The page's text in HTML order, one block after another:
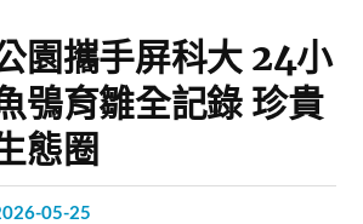
園攜手屏科大 24小
鴞育雛全記錄 珍貴
態圈
05-25